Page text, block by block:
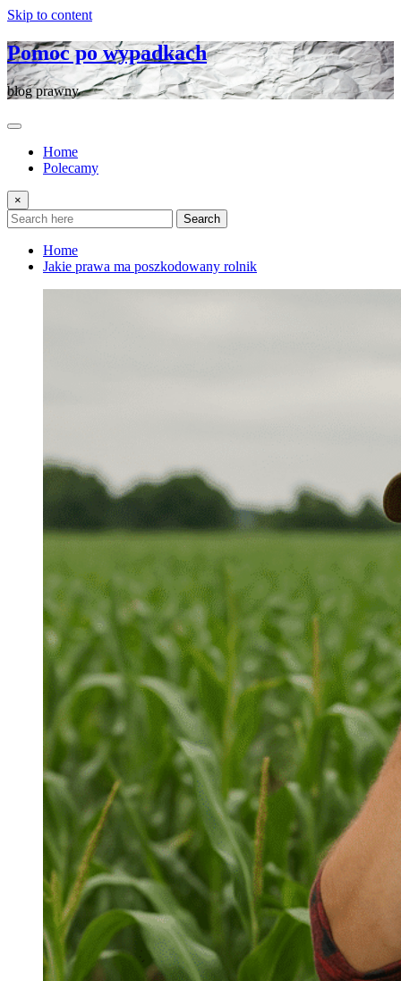
Skip to content
Pomoc po wypadkach
blog prawny
Home
Polecamy
×
Search
Home
Jakie prawa ma poszkodowany rolnik